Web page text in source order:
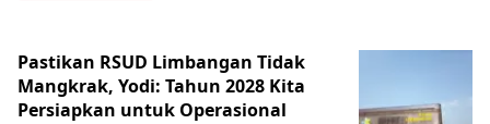
Pastikan RSUD Limbangan Tidak
Mangkrak, Yodi: Tahun 2028 Kita
Persiapkan untuk Operasional